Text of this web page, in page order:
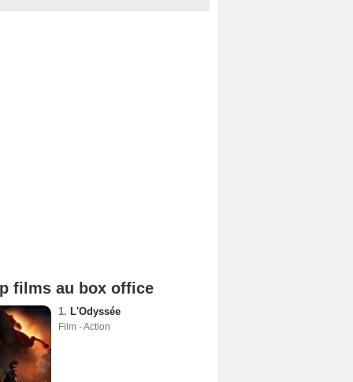
films au box office
1. L'Odyssée
Film - Action